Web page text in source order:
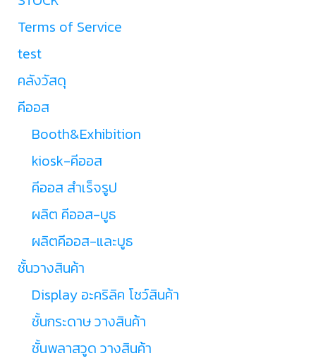
Terms of Service
test
คลังวัสดุ
คีออส
Booth&Exhibition
kiosk-คีออส
คีออส สำเร็จรูป
ผลิต คีออส-บูธ
ผลิตคีออส-และบูธ
ชั้นวางสินค้า
Display อะคริลิค โชว์สินค้า
ชั้นกระดาษ วางสินค้า
ชั้นพลาสวูด วางสินค้า